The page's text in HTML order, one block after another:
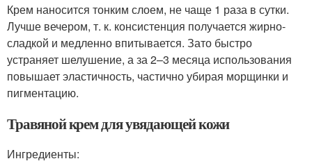
Крем наносится тонким слоем, не чаще 1 раза в сутки.
Лучше вечером, т. к. консистенция получается жирно-
сладкой и медленно впитывается. Зато быстро
устраняет шелушение, а за 2–3 месяца использования
повышает эластичность, частично убирая морщинки и
пигментацию.
Травяной крем для увядающей кожи
Ингредиенты: